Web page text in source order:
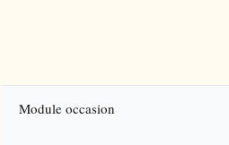
Module occasion